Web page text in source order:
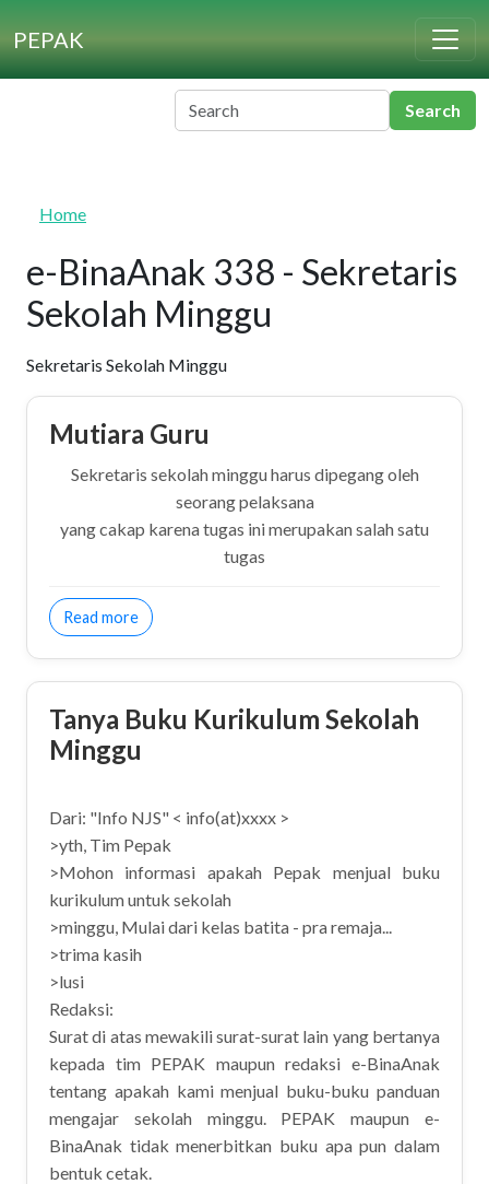
PEPAK
Home
e-BinaAnak 338 - Sekretaris
Sekolah Minggu
Sekretaris Sekolah Minggu
Mutiara Guru
Sekretaris sekolah minggu harus dipegang oleh
seorang pelaksana
yang cakap karena tugas ini merupakan salah satu
tugas
Read moreabout Mutiara Guru
Tanya Buku Kurikulum Sekolah
Minggu
Dari: "Info NJS" < info(at)xxxx >
>yth, Tim Pepak
>Mohon informasi apakah Pepak menjual buku
kurikulum untuk sekolah
>minggu, Mulai dari kelas batita - pra remaja...
>trima kasih
>lusi
Redaksi:
Surat di atas mewakili surat-surat lain yang bertanya
kepada tim PEPAK maupun redaksi e-BinaAnak
tentang apakah kami menjual buku-buku panduan
mengajar sekolah minggu. PEPAK maupun e-
BinaAnak tidak menerbitkan buku apa pun dalam
bentuk cetak.